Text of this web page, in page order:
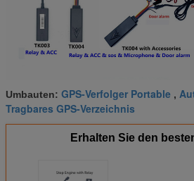
Umbauten: GPS-Verfolger Portable ,
Tragbares GPS-Verzeichnis
Erhalten Sie den